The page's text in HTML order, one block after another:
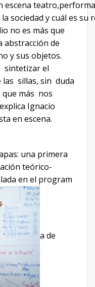
sociedad y cuál es su
no es más que
de
y sus objetos.
sintetizar el
las sillas, sin duda
más nos
Ignacio
en escena.
una primera
teórico-
en el program
a de